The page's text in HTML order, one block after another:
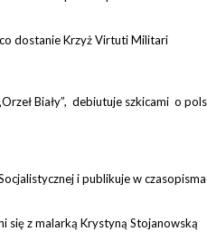
dostanie Krzyż Virtuti Militari
Biały”, debiutuje szkicami o
i publikuje w
się z malarką Krystyną Stojanowską